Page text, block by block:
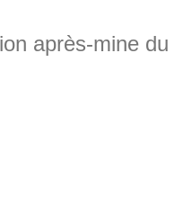
après-mine du